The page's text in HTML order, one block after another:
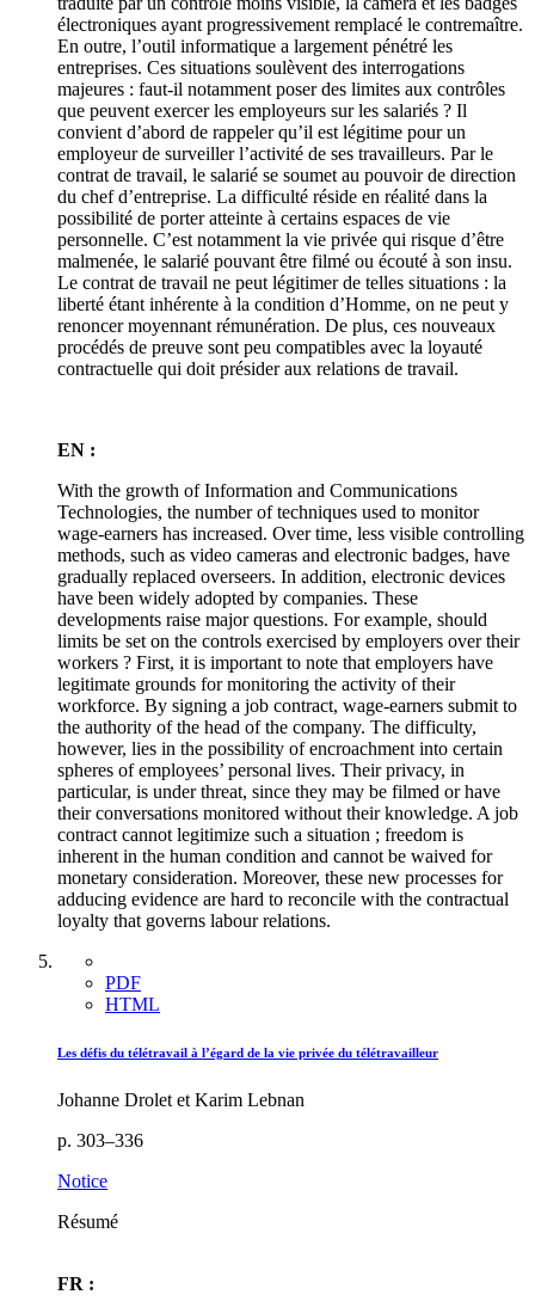
électroniques ayant progressivement remplacé le contremaître.
En outre, l’outil informatique a largement pénétré les
entreprises. Ces situations soulèvent des interrogations
majeures : faut-il notamment poser des limites aux contrôles
que peuvent exercer les employeurs sur les salariés ? Il
convient d’abord de rappeler qu’il est légitime pour un
employeur de surveiller l’activité de ses travailleurs. Par le
contrat de travail, le salarié se soumet au pouvoir de direction
du chef d’entreprise. La difficulté réside en réalité dans la
possibilité de porter atteinte à certains espaces de vie
personnelle. C’est notamment la vie privée qui risque d’être
malmenée, le salarié pouvant être filmé ou écouté à son insu.
Le contrat de travail ne peut légitimer de telles situations : la
liberté étant inhérente à la condition d’Homme, on ne peut y
renoncer moyennant rémunération. De plus, ces nouveaux
procédés de preuve sont peu compatibles avec la loyauté
contractuelle qui doit présider aux relations de travail.
EN :
With the growth of Information and Communications
Technologies, the number of techniques used to monitor
wage-earners has increased. Over time, less visible controlling
methods, such as video cameras and electronic badges, have
gradually replaced overseers. In addition, electronic devices
have been widely adopted by companies. These
developments raise major questions. For example, should
limits be set on the controls exercised by employers over their
workers ? First, it is important to note that employers have
legitimate grounds for monitoring the activity of their
workforce. By signing a job contract, wage-earners submit to
the authority of the head of the company. The difficulty,
however, lies in the possibility of encroachment into certain
spheres of employees’ personal lives. Their privacy, in
particular, is under threat, since they may be filmed or have
their conversations monitored without their knowledge. A job
contract cannot legitimize such a situation ; freedom is
inherent in the human condition and cannot be waived for
monetary consideration. Moreover, these new processes for
adducing evidence are hard to reconcile with the contractual
loyalty that governs labour relations.
PDF
HTML
Les défis du télétravail à l’égard de la vie privée du télétravailleur
Johanne Drolet et Karim Lebnan
p. 303–336
Notice
Résumé
FR :